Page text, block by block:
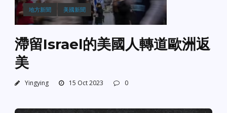
地方新聞 美國新聞
滯留Israel的美國人轉道歐洲返
美
Yingying 15 Oct 2023 0